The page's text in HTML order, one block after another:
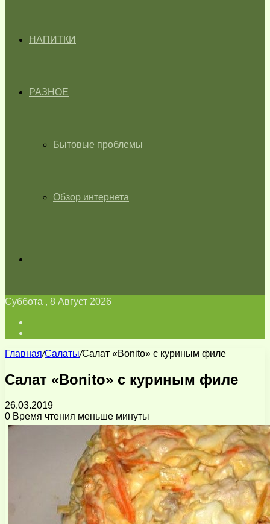
НАПИТКИ
РАЗНОЕ
Бытовые проблемы
Обзор интернета
Суббота , 8 Август 2026
Главная/Салаты/Салат «Bonito» с куриным филе
Салат «Bonito» с куриным филе
26.03.2019
0 Время чтения меньше минуты